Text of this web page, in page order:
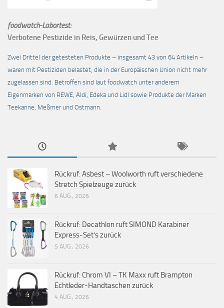
foodwatch-Labortest:
Verbotene Pestizide in Reis, Gewürzen und Tee
Zwei Drittel der getesteten Produkte – insgesamt 43 von 64 Artikeln –
waren mit Pestiziden belastet, die in der Europäischen Union nicht mehr
zugelassen sind. Betroffen sind laut foodwatch unter anderem
Eigenmarken von REWE, Aldi, Edeka und Lidl sowie Produkte der Marken
Teekanne, Meßmer und Ostmann.
Rückruf: Asbest – Woolworth ruft verschiedene
Stretch Spielzeuge zurück
6 AUG., 2026
Rückruf: Decathlon ruft SIMOND Karabiner
Express-Set’s zurück
5 AUG., 2026
Rückruf: Chrom VI – TK Maxx ruft Brampton
Echtleder-Handtaschen zurück
4 AUG., 2026